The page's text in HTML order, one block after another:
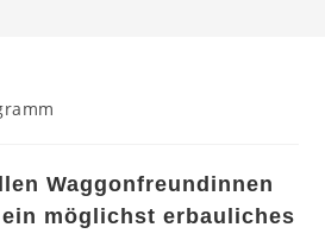
Waggonfreundinnen
möglichst erbauliches